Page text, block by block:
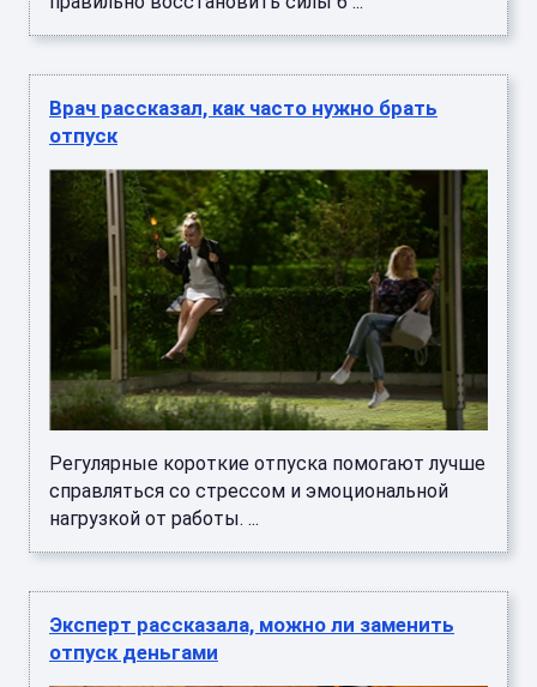
Врач рассказал, как часто нужно брать
отпуск
Регулярные короткие отпуска помогают лучше
справляться со стрессом и эмоциональной
нагрузкой от работы. ...
Эксперт рассказала, можно ли заменить
отпуск деньгами